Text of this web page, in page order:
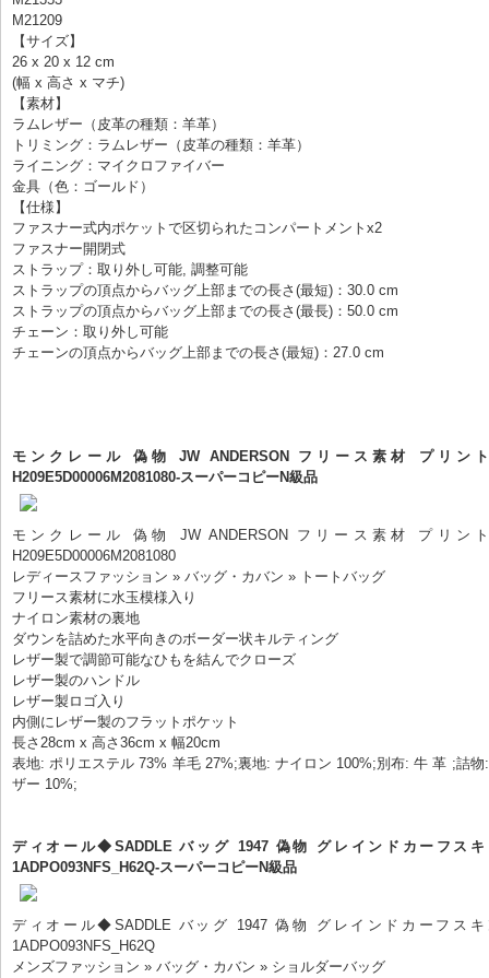
M21209
【サイズ】
26 x 20 x 12 cm
(幅 x 高さ x マチ)
【素材】
ラムレザー（皮革の種類：羊革）
トリミング：ラムレザー（皮革の種類：羊革）
ライニング：マイクロファイバー
金具（色：ゴールド）
【仕様】
ファスナー式内ポケットで区切られたコンパートメントx2
ファスナー開閉式
ストラップ：取り外し可能, 調整可能
ストラップの頂点からバッグ上部までの長さ(最短)：30.0 cm
ストラップの頂点からバッグ上部までの長さ(最長)：50.0 cm
チェーン：取り外し可能
チェーンの頂点からバッグ上部までの長さ(最短)：27.0 cm
モンクレール 偽物 JW ANDERSON フリース素材 プリン
H209E5D00006M2081080-スーパーコピーN級品
モンクレール 偽物 JW ANDERSON フリース素材 プリン
H209E5D00006M2081080
レディースファッション » バッグ・カバン » トートバッグ
フリース素材に水玉模様入り
ナイロン素材の裏地
ダウンを詰めた水平向きのボーダー状キルティング
レザー製で調節可能なひもを結んでクローズ
レザー製のハンドル
レザー製ロゴ入り
内側にレザー製のフラットポケット
長さ28cm x 高さ36cm x 幅20cm
表地: ポリエステル 73% 羊毛 27%;裏地: ナイロン 100%;別布: 牛 革 ;詰
ザー 10%;
ディオール◆SADDLE バッグ 1947 偽物 グレインドカーフス
1ADPO093NFS_H62Q-スーパーコピーN級品
ディオール◆SADDLE バッグ 1947 偽物 グレインドカーフス
1ADPO093NFS_H62Q
メンズファッション » バッグ・カバン » ショルダーバッグ